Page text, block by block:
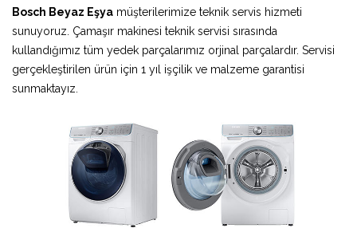
Bosch Beyaz Eşya müşterilerimize teknik servis hizmeti
sunuyoruz. Çamaşır makinesi teknik servisi sırasında
kullandığımız tüm yedek parçalarımız orjinal parçalardır. Servisi
gerçekleştirilen ürün için 1 yıl işçilik ve malzeme garantisi
sunmaktayız.